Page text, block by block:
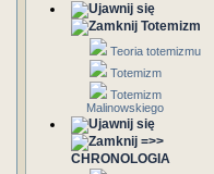
Totemizm
Teoria totemizmu
Totemizm
Totemizm
Malinowskiego
=>>
CHRONOLOGIA